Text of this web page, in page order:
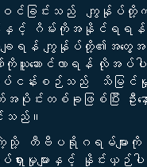
ါဝင်ခြင်းသည် ကျွန်ုပ်တို့
ရန်နှင့် ဂိမ်းကိုအနိုင်ရ
းချရန် ကျွန်ုပ်တို့၏အတွေ့အ
ယူဆောင်လာရန် လိုအပ်
ါ်မှု လုပ်ငန်းစဉ်သည် သိမြ
းတစ်ခုဖြစ်ပြီး ဦးနှေ
သည်။
သို့ တီဗီပရိုဂရမ်များကို
း လှုပ်ရှားမှုများနှင့် နှိုင်းယှဉ်